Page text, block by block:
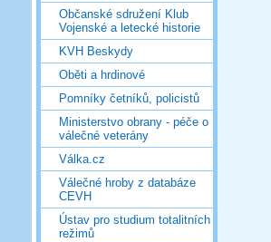
Občanské sdružení Klub
Vojenské a letecké historie
KVH Beskydy
Oběti a hrdinové
Pomníky četníků, policistů
Ministerstvo obrany - péče o
válečné veterány
Válka.cz
Válečné hroby z databáze
CEVH
Ústav pro studium totalitních
režimů